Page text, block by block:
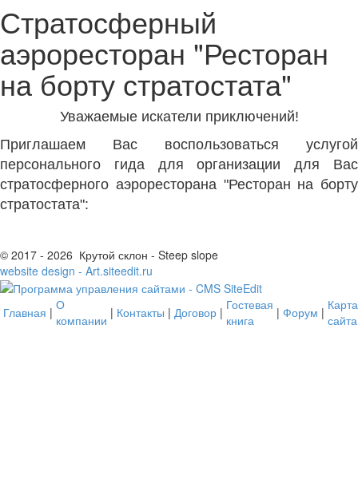
Стратосферный
аэроресторан "Ресторан
на борту стратостата"
Уважаемые искатели приключений!
Приглашаем Вас воспользоваться услугой
персонального гида для организации для Вас
стратосферного аэроресторана "Ресторан на борту
стратостата":
© 2017 - 2026 Крутой склон - Steep slope
website design - Art.siteedit.ru
Главная | О
компании | Контакты | Договор | Гостевая
книга
| Форум | Карта
сайта